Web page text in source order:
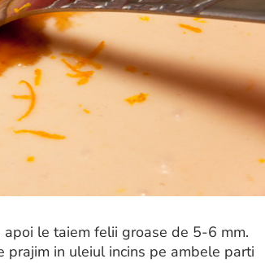
apoi le taiem felii groase de 5-6 mm.
in uleiul incins pe ambele parti